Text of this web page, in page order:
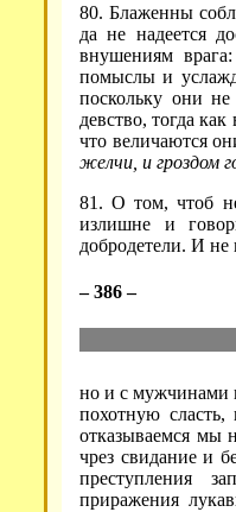
80. Блаженны
да не надеется
внушениям
помыслы и
поскольку они
девство, тогда
что величаются
желчи, и гроздом
81. О том, чтоб
излишне и
добродетели. И не
– 386 –
но и с мужчинами
похотную
отказываемся мы
чрез свидание и
преступления
приражения